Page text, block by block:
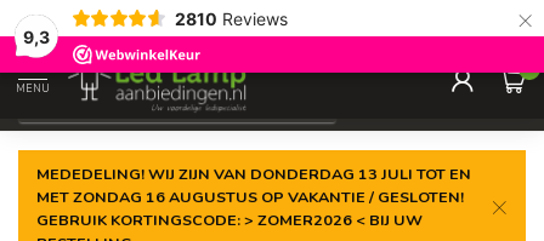
9,3
2810 Reviews ×
Gegarandeerde delaagste prijs
MENU
0
MEDEDELING! WIJ ZIJN VAN DONDERDAG 13 JULI TOT EN
MET ZONDAG 16 AUGUSTUS OP VAKANTIE / GESLOTEN!
GEBRUIK KORTINGSCODE: > ZOMER2026 < BIJ UW